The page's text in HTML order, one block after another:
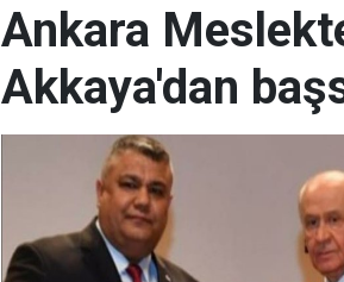
Ankara
Akkaya'dan